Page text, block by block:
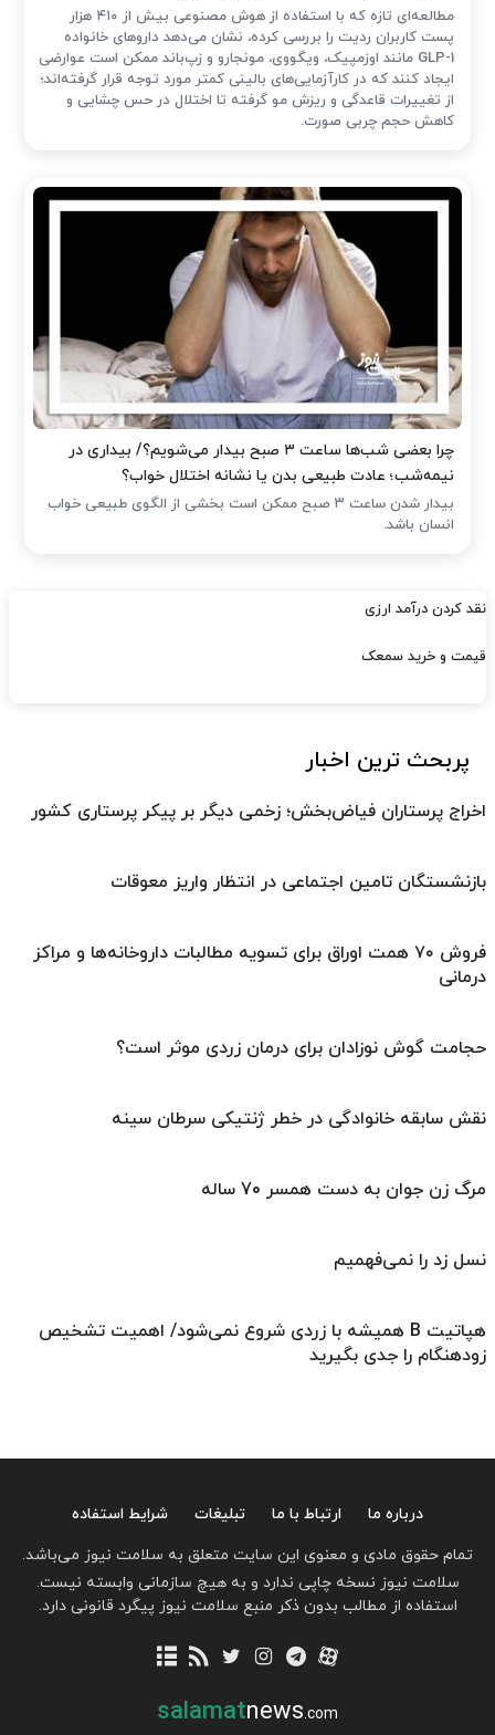
مطالعه‌ای تازه که با استفاده از هوش مصنوعی بیش از ۴۱۰ هزار
پست کاربران ردیت را بررسی کرده، نشان می‌دهد داروهای خانواده
GLP-1 مانند اوزمپیک، ویگووی، مونجارو و زپ‌باند ممکن است عوارضی
ایجاد کنند که در کارآزمایی‌های بالینی کمتر مورد توجه قرار گرفته‌اند؛
از تغییرات قاعدگی و ریزش مو گرفته تا اختلال در حس چشایی و
کاهش حجم چربی صورت.
چرا بعضی شب‌ها ساعت ۳ صبح بیدار می‌شویم؟/ بیداری در
نیمه‌شب؛ عادت طبیعی بدن یا نشانه اختلال خواب؟
بیدار شدن ساعت ۳ صبح ممکن است بخشی از الگوی طبیعی خواب
انسان باشد.
نقد کردن درآمد ارزی
قیمت و خرید سمعک
پربحث ترین اخبار
اخراج پرستاران فیاض‌بخش؛ زخمی دیگر بر پیکر پرستاری کشور
بازنشستگان تامین اجتماعی در انتظار واریز معوقات
فروش ۷۰ همت اوراق برای تسویه مطالبات داروخانه‌ها و مراکز
درمانی
حجامت گوش نوزادان برای درمان زردی موثر است؟
نقش سابقه خانوادگی در خطر ژنتیکی سرطان سینه
مرگ زن جوان به دست همسر 70 ساله
نسل زد را نمی‌فهمیم
هپاتیت B همیشه با زردی شروع نمی‌شود/ اهمیت تشخیص
زودهنگام را جدی بگیرید
درباره ما ارتباط با ما تبلیغات
شرایط استفاده
تمام حقوق مادی و معنوی این سایت متعلق به سلامت نیوز می‌باشد.
سلامت نیوز نسخه چاپی ندارد و به هیچ سازمانی وابسته نیست.
استفاده از مطالب بدون ذکر منبع سلامت نیوز پیگرد قانونی دارد.
salamatnews.com